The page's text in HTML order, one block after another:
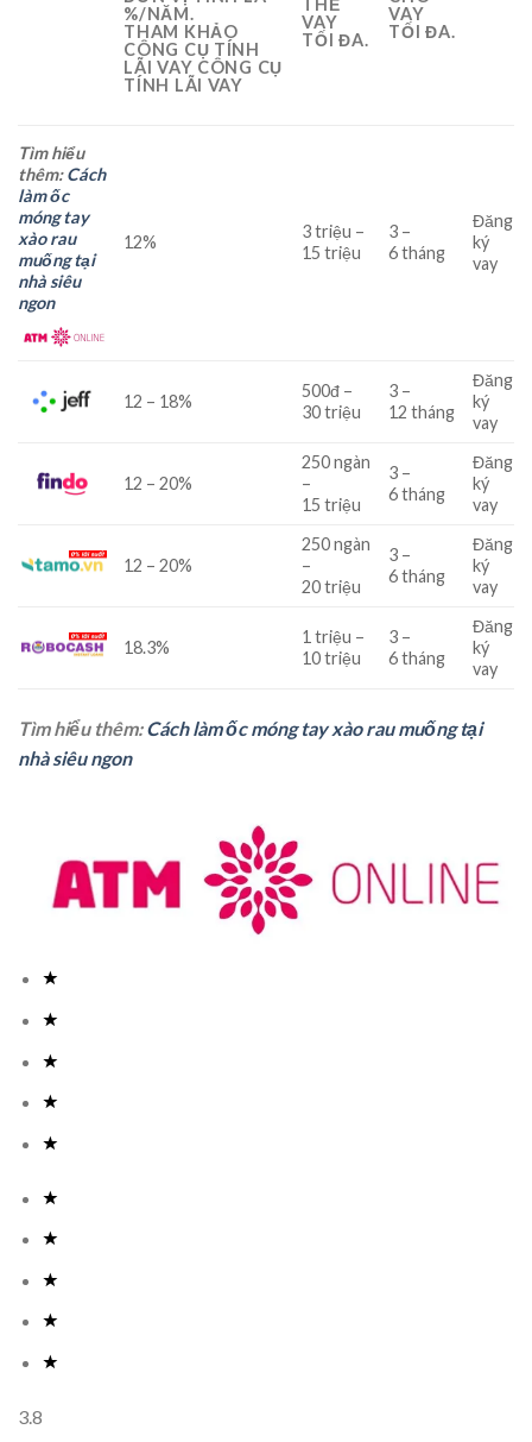
%/NĂM.
THAM KHẢO
CÔNG CỤ TÍNH
LÃI VAY CÔNG CỤ
TÍNH LÃI VAY
VAY
TỐI ĐA.
VAY
TỐI ĐA.
Tìm hiểu
thêm:Cách
làm ốc
móng tay
xào rau
muống tại
nhà siêu
ngon
12%
3triệu –
15 triệu
3 –
6tháng
Đăng
ký
vay
12 – 18%
500đ –
30triệu
3 –
12 tháng
Đăng
ký
vay
12 –20%
250ngàn
–
15 triệu
3 –
6tháng
Đăng
ký
vay
12 –20%
250ngàn
–
20triệu
3 –
6tháng
Đăng
ký
vay
18.3%
1 triệu –
10triệu
3 –
6tháng
Đăng
ký
vay
Tìm hiểu thêm:Cách làm ốc móng tay xào rau muống tại
nhà siêu ngon
3.8